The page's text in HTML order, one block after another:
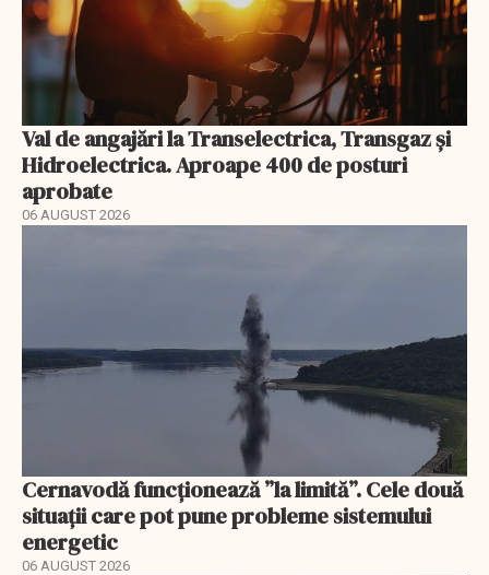
Val de angajări la Transelectrica, Transgaz și
Hidroelectrica. Aproape 400 de posturi
aprobate
06 AUGUST 2026
Cernavodă funcționează ”la limită”. Cele două
situații care pot pune probleme sistemului
energetic
06 AUGUST 2026